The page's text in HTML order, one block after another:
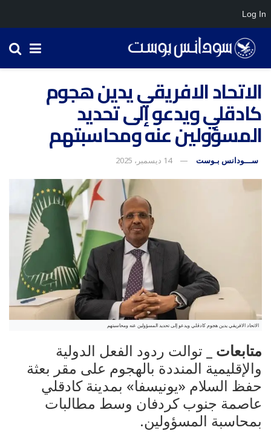
الاتحاد الافريقي يدين هجوم
كادقلي ويدعو إلى تحديد
المسؤولين عنه ومحاسبتهم
ســـودانس بـوست 14 ديسمبر، 2025
الاتحاد الافريقي يدين هجوم كادقلي ويدعو إلى تحديد المسؤولين عنه ومحاسبتهم
متابعات _
توالت ردود الفعل الدولية
والإقليمية المنددة بالهجوم على مقر بعثة
حفظ السلام «يونيسفا» بمدينة كادقلي
عاصمة جنوب كردفان وسط مطالبات
بمحاسبة المسؤولين.
Log In